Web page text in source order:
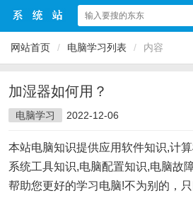
网站首页 / 电脑学习列表 / 内容
加湿器如何用？
电脑学习 2022-12-06
本站电脑知识提供应用软件知识,计
系统工具知识,电脑配置知识,电脑故
帮助您更好的学习电脑!不为别的，